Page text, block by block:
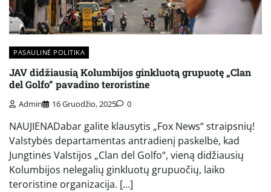
PASAULINĖ POLITIKA
JAV didžiausią Kolumbijos ginkluotą grupuotę „Clan
del Golfo“ pavadino teroristine
Admin 16 Gruodžio, 2025 0
NAUJIENADabar galite klausytis „Fox News“ straipsnių!
Valstybės departamentas antradienį paskelbė, kad
Jungtinės Valstijos „Clan del Golfo“, vieną didžiausių
Kolumbijos nelegalių ginkluotų grupuočių, laiko
teroristine organizacija. […]